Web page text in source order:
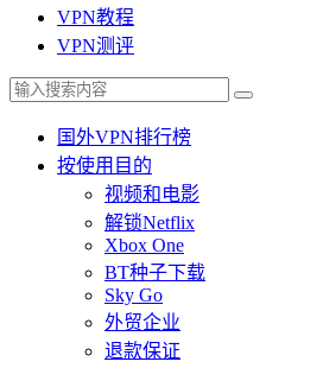
VPN教程
VPN测评
国外VPN排行榜
按使用目的
视频和电影
解锁Netflix
Xbox One
BT种子下载
Sky Go
外贸企业
退款保证